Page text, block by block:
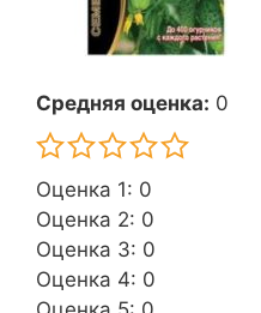
Средняя оценка: 0
Оценка 1: 0
Оценка 2: 0
Оценка 3: 0
Оценка 4: 0